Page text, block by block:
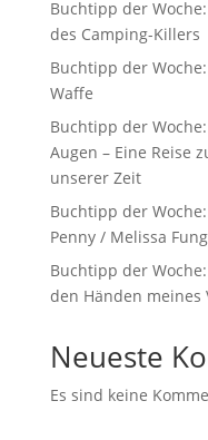
Buchtipp der
des Camping-Killers
Buchtipp der
Waffe
Buchtipp der
Augen – Eine Reise
unserer Zeit
Buchtipp der
Penny / Melissa Fung
Buchtipp der
den Händen meines
Neueste
Es sind keine